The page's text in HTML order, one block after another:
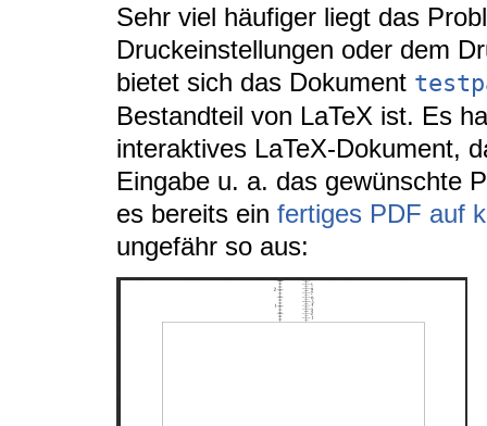
Sehr viel häufiger liegt das
Druckeinstellungen oder dem
bietet sich das Dokument
Bestandteil von LaTeX ist. Es
interaktives LaTeX-Dokument,
Eingabe u. a. das gewünschte
es bereits ein fertiges PDF auf
ungefähr so aus: